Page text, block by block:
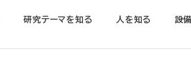
研究テーマを知る 人を知る 設